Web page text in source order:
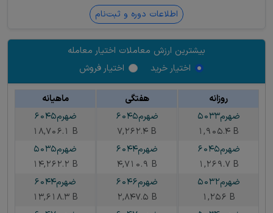
اطلاعات دوره و ثبت‌نام
بیشترین ارزش معاملات اختیار معامله
اختیار خرید
اختیار فروش
روزانه
ضهرم5033
1,905.4 B
ضهرم6045
1,269.7 B
ضهرم5032
1,256 B
هفتگی
ضهرم6045
7,262.4 B
ضهرم6044
4,710.9 B
ضهرم6046
2,847.5 B
ماهیانه
ضهرم6045
18,706.1 B
ضهرم5035
14,262.2 B
ضهرم6044
13,618.3 B